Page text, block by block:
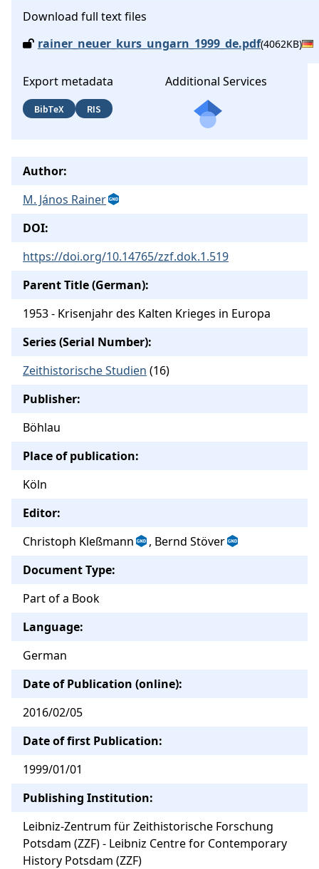
Download full text files
rainer_neuer_kurs_ungarn_1999_de.pdf(4062KB)
Export metadata
BibTeX RIS
Additional Services
Author:
M. János Rainer
DOI:
https://doi.org/10.14765/zzf.dok.1.519
Parent Title (German):
1953 - Krisenjahr des Kalten Krieges in Europa
Series (Serial Number):
Zeithistorische Studien (16)
Publisher:
Böhlau
Place of publication:
Köln
Editor:
Christoph Kleßmann
, Bernd Stöver
Document Type:
Part of a Book
Language:
German
Date of Publication (online):
2016/02/05
Date of first Publication:
1999/01/01
Publishing Institution:
Leibniz-Zentrum für Zeithistorische Forschung
Potsdam (ZZF) - Leibniz Centre for Contemporary
History Potsdam (ZZF)